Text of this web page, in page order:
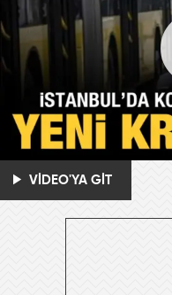
VİDEO'YA GİT